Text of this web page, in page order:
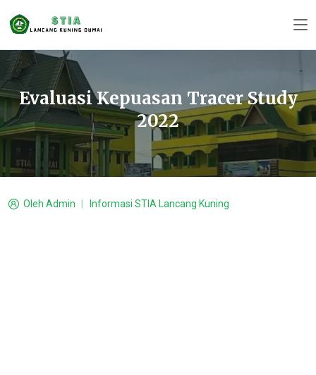
Evaluasi Kepuasan Tracer Study
2022
Oleh Admin Informasi STIA Lancang Kuning